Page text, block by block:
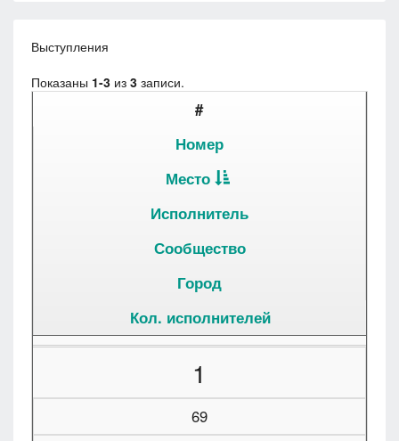
Выступления
Показаны 1-3 из 3 записи.
#
Номер
Место
Исполнитель
Сообщество
Город
Кол. исполнителей
1
69